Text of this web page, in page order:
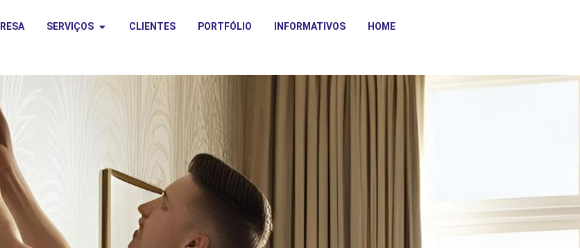
SERVIÇOS CLIENTES PORTFÓLIO INFORMATIVOS HOME